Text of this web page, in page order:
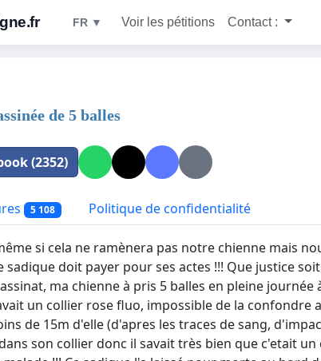
FR ▼ Voir les pétitions Contact :
de 5 balles
(2352)
5 108 Politique de confidentialité
si cela ne ramènera pas notre chienne mais
sadique doit payer pour ses actes !!! Que justice
ma chienne à pris 5 balles en pleine
un collier rose fluo, impossible de la confondre
de 15m d'elle (d'apres les traces de sang,
son collier donc il savait très bien que c'etait